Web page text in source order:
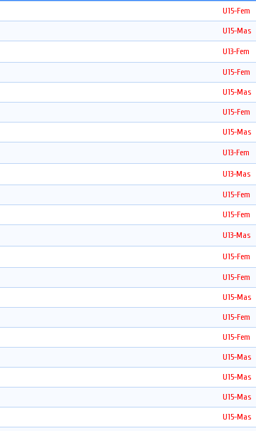
U15-Fem
U15-Mas
U13-Fem
U15-Fem
U15-Mas
U15-Fem
U15-Mas
U13-Fem
U13-Mas
U15-Fem
U15-Fem
U13-Mas
U15-Fem
U15-Fem
U15-Mas
U15-Fem
U15-Fem
U15-Mas
U15-Mas
U15-Mas
U15-Mas